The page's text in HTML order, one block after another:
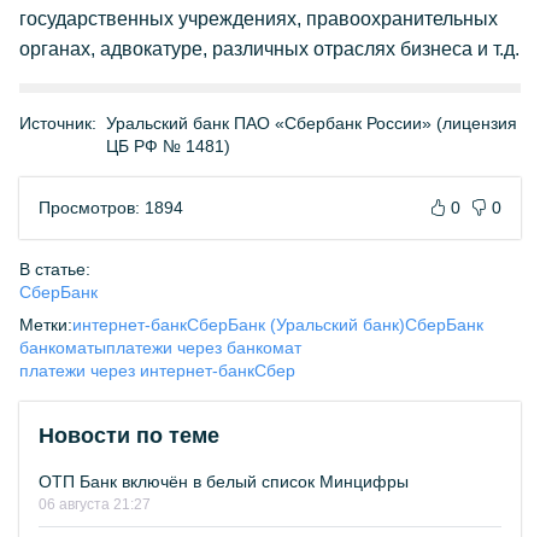
государственных учреждениях, правоохранительных
органах, адвокатуре, различных отраслях бизнеса и т.д.
Источник: Уральский банк ПАО «Сбербанк России» (лицензия
ЦБ РФ № 1481)
Просмотров: 1894 0 0
В статье:
СберБанк
Метки:интернет-банкСберБанк (Уральский банк)СберБанк
банкоматыплатежи через банкомат
платежи через интернет-банкСбер
Новости по теме
ОТП Банк включён в белый список Минцифры
06 августа 21:27